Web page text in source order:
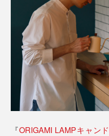
『ORIGAMI LAMPキャン